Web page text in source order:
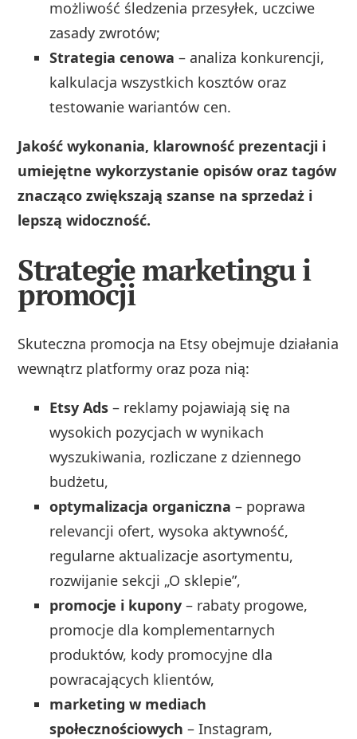
możliwość śledzenia przesyłek, uczciwe
zasady zwrotów;
Strategia cenowa – analiza konkurencji,
kalkulacja wszystkich kosztów oraz
testowanie wariantów cen.
Jakość wykonania, klarowność prezentacji i
umiejętne wykorzystanie opisów oraz tagów
znacząco zwiększają szanse na sprzedaż i
lepszą widoczność.
Strategie marketingu i
promocji
Skuteczna promocja na Etsy obejmuje działania
wewnątrz platformy oraz poza nią:
Etsy Ads – reklamy pojawiają się na
wysokich pozycjach w wynikach
wyszukiwania, rozliczane z dziennego
budżetu,
optymalizacja organiczna – poprawa
relevancji ofert, wysoka aktywność,
regularne aktualizacje asortymentu,
rozwijanie sekcji „O sklepie”,
promocje i kupony – rabaty progowe,
promocje dla komplementarnych
produktów, kody promocyjne dla
powracających klientów,
marketing w mediach
społecznościowych – Instagram,